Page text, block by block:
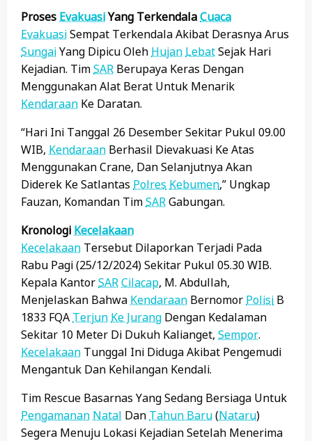
Proses EvakuasiYang TerkendalaCuaca
EvakuasiSempat Terkendala Akibat Derasnya Arus
SungaiYang Dipicu Oleh Hujan LebatSejak Hari
Kejadian. TimSAR Berupaya Keras Dengan
Menggunakan Alat Berat Untuk Menarik
Kendaraan Ke Daratan.
“Hari Ini Tanggal 26 Desember Sekitar Pukul 09.00
WIB, Kendaraan Berhasil Dievakuasi Ke Atas
Menggunakan Crane, Dan Selanjutnya Akan
Diderek Ke Satlantas Polres Kebumen,” Ungkap
Fauzan, Komandan TimSARGabungan.
Kronologi Kecelakaan
Kecelakaan Tersebut Dilaporkan Terjadi Pada
Rabu Pagi (25/12/2024) Sekitar Pukul 05.30 WIB.
Kepala KantorSARCilacap, M. Abdullah,
Menjelaskan Bahwa Kendaraan Bernomor Polisi B
1833 FQA Terjun Ke Jurang Dengan Kedalaman
Sekitar 10 Meter Di Dukuh Kalianget, Sempor.
Kecelakaan Tunggal Ini Diduga Akibat Pengemudi
Mengantuk Dan Kehilangan Kendali.
Tim Rescue Basarnas Yang Sedang Bersiaga Untuk
Pengamanan Natal Dan Tahun Baru(Nataru)
Segera Menuju Lokasi Kejadian Setelah Menerima